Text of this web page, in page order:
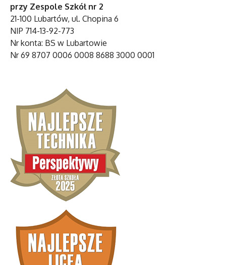
przy Zespole Szkół nr 2
21-100 Lubartów, ul. Chopina 6
NIP 714-13-92-773
Nr konta: BS w Lubartowie
Nr 69 8707 0006 0008 8688 3000 0001